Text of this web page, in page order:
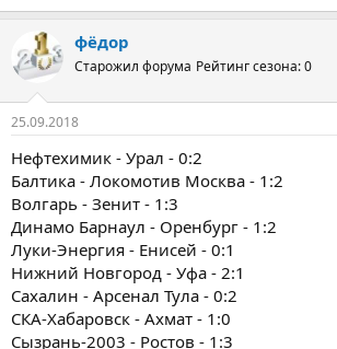
фёдор
Старожил форума Рейтинг сезона: 0
25.09.2018
Нефтехимик - Урал - 0:2
Балтика - Локомотив Москва - 1:2
Волгарь - Зенит - 1:3
Динамо Барнаул - Оренбург - 1:2
Луки-Энергия - Енисей - 0:1
Нижний Новгород - Уфа - 2:1
Сахалин - Арсенал Тула - 0:2
СКА-Хабаровск - Ахмат - 1:0
Сызрань-2003 - Ростов - 1:3